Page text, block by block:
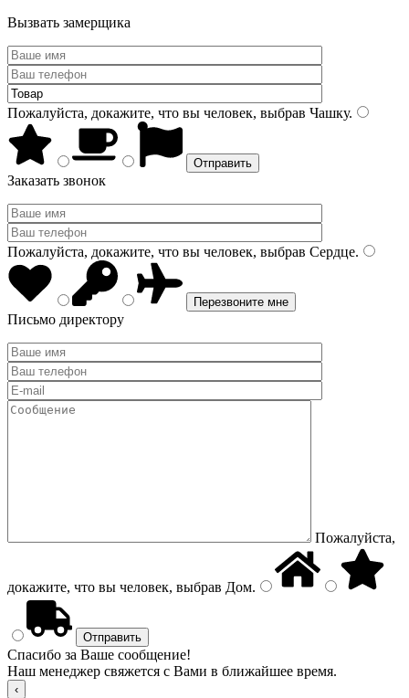
Вызвать замерщика
Пожалуйста, докажите, что вы человек, выбрав Чашку.
Заказать звонок
Пожалуйста, докажите, что вы человек, выбрав Сердце.
Письмо директору
Пожалуйста,
докажите, что вы человек, выбрав Дом.
Спасибо за Ваше сообщение!
Наш менеджер свяжется с Вами в ближайшее время.